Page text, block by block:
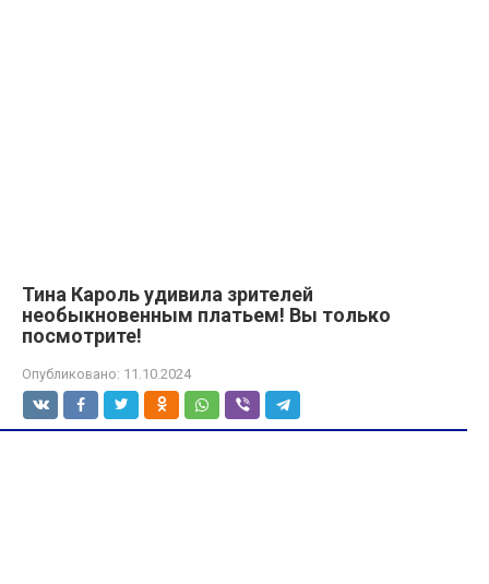
Тина Кароль удивила зрителей
необыкновенным платьем! Вы только
посмотрите!
Опубликовано: 11.10.2024